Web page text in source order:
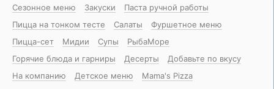
Сезонное меню Закуски
Паста ручной работы
Пицца на тонком тесте
Салаты
Фуршетное меню
Пицца-сет
Мидии Супы
РыбаМоре
Горячие блюда и гарниры
Десерты
Добавьте по вкусу
На компанию
Детское меню Mama's Pizza